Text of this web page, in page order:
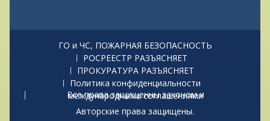
ГО и ЧС, ПОЖАРНАЯ БЕЗОПАСНОСТЬ
РОСРЕЕСТР РАЗЪЯСНЯЕТ
ПРОКУРАТУРА РАЗЪЯСНЯЕТ
Политика конфиденциальности
Все права защищенны законом и международными соглашениями
Авторские права защищены.